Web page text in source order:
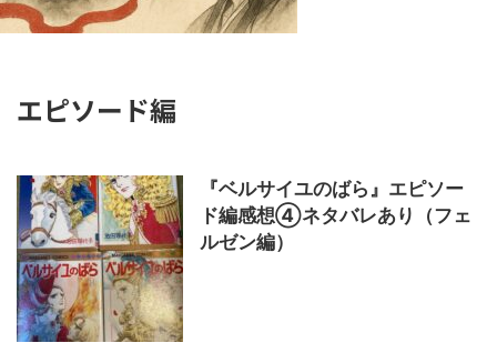
エピソード編
『ベルサイユのばら』エピソー
ド編感想④ネタバレあり（フェ
ルゼン編）